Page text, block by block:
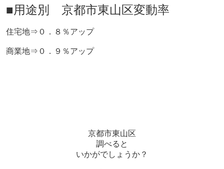
■用途別 京都市東山区変動率
住宅地⇒０．８％アップ
商業地⇒０．９％アップ
京都市東山区
調べると
いかがでしょうか？